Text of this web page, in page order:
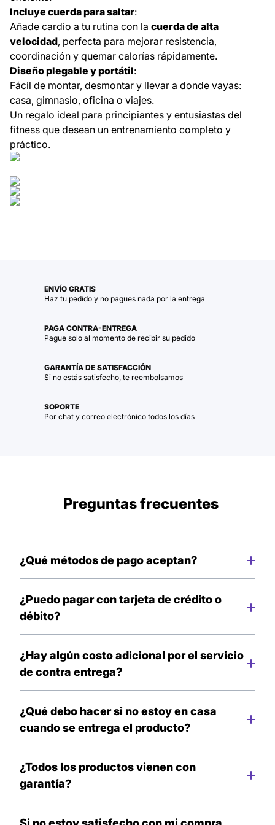
Incluye cuerda para saltar:
Añade cardio a tu rutina con la cuerda de alta
velocidad, perfecta para mejorar resistencia,
coordinación y quemar calorías rápidamente.
Diseño plegable y portátil:
Fácil de montar, desmontar y llevar a donde vayas:
casa, gimnasio, oficina o viajes.
Un regalo ideal para principiantes y entusiastas del
fitness que desean un entrenamiento completo y
práctico.
ENVÍO GRATIS
Haz tu pedido y no pagues nada por la entrega
PAGA CONTRA-ENTREGA
Pague solo al momento de recibir su pedido
GARANTÍA DE SATISFACCIÓN
Si no estás satisfecho, te reembolsamos
SOPORTE
Por chat y correo electrónico todos los días
Preguntas frecuentes
¿Qué métodos de pago aceptan?
recibir tu pedido.
¿Puedo pagar con tarjeta de crédito o
débito?
con esos método de pago, pero pronto tendremos
más actualizaciones para ti.
¿Hay algún costo adicional por el servicio
de contra entrega?
completamente gratis.
¿Qué debo hacer si no estoy en casa
cuando se entrega el producto?
entrega, recibirá una llamada o mensaje por parte
del repartidor que llevará a cabo la entrega. Si no
puede recibir ese día, se realizará otro intento.
¿Todos los productos vienen con
garantía?
satisfacción por defectos de fábrica.